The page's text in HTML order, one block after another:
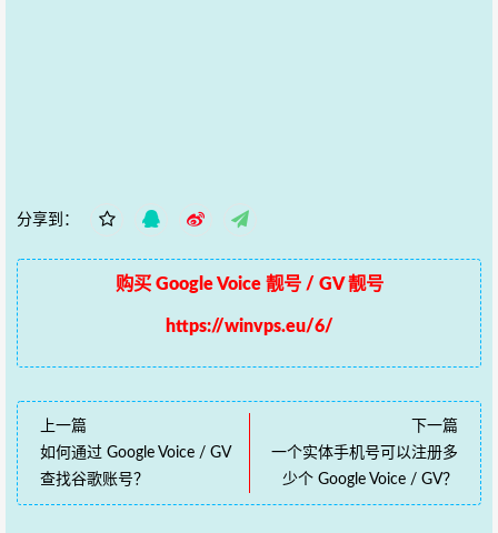
分享到：
购买 Google Voice 靓号 / GV 靓号
https://winvps.eu/6/
上一篇
如何通过 Google Voice / GV
查找谷歌账号？
下一篇
一个实体手机号可以注册多
少个 Google Voice / GV？